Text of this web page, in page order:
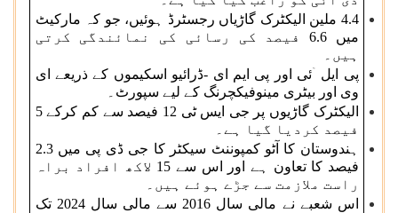
4.4 ملین الیکٹرک گاڑیاں رجسٹرڈ ہوئیں، جو کہ مارکیٹ
میں 6.6 فیصد کی رسائی کی نمائندگی کرتی
ہیں۔
پی ایل ۤئی اور پی ایم ای -ڈرائیو اسکیموں کے ذریعے ای
وی اور بیٹری مینوفیکچرنگ کے لیے سپورٹ۔
الیکٹرک گاڑیوں پر جی ایس ٹی 12 فیصد سے کم کرکے 5
فیصد کردیا گیا ہے۔
ہندوستان کا آٹو کمپوننٹ سیکٹر کا جی ڈی پی میں 2.3
فیصد کا تعاون ہے اور اس سے 15 لاکھ افراد براہ
راست ملازمت سے جڑے ہوئے ہیں۔
اس شعبے نے مالی سال 2016 سے مالی سال 2024 تک